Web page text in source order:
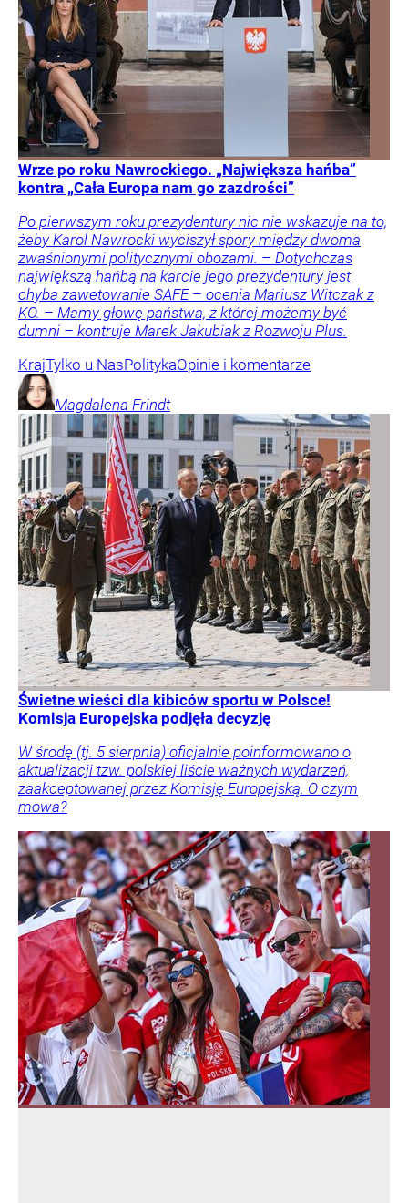
Wrze po roku Nawrockiego. „Największa hańba”
kontra „Cała Europa nam go zazdrości”
Po pierwszym roku prezydentury nic nie wskazuje na to,
żeby Karol Nawrocki wyciszył spory między dwoma
zwaśnionymi politycznymi obozami. – Dotychczas
największą hańbą na karcie jego prezydentury jest
chyba zawetowanie SAFE – ocenia Mariusz Witczak z
KO. – Mamy głowę państwa, z której możemy być
dumni – kontruje Marek Jakubiak z Rozwoju Plus.
KrajTylko u NasPolitykaOpinie i komentarze
Magdalena Frindt
Świetne wieści dla kibiców sportu w Polsce!
Komisja Europejska podjęła decyzję
W środę (tj. 5 sierpnia) oficjalnie poinformowano o
aktualizacji tzw. polskiej liście ważnych wydarzeń,
zaakceptowanej przez Komisję Europejską. O czym
mowa?